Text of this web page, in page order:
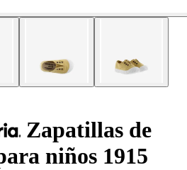
Zapatillas de
niños 1915